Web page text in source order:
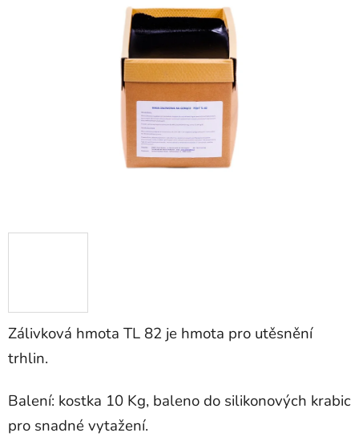
Zálivková hmota TL 82 je hmota pro utěsnění
trhlin.
Balení: kostka 10 Kg, baleno do silikonových krabic
pro snadné vytažení.